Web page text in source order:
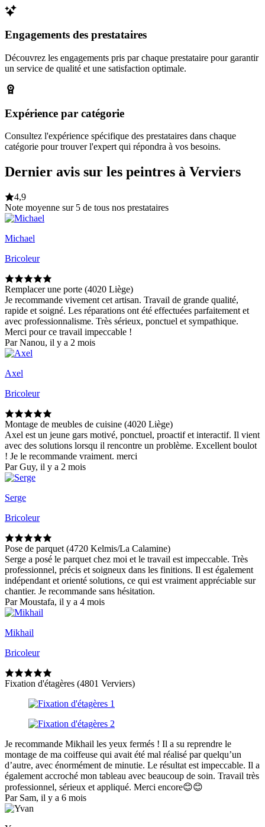
Engagements des prestataires
Découvrez les engagements pris par chaque prestataire pour garantir
un service de qualité et une satisfaction optimale.
Expérience par catégorie
Consultez l'expérience spécifique des prestataires dans chaque
catégorie pour trouver l'expert qui répondra à vos besoins.
Dernier avis sur les peintres à Verviers
4,9
Note moyenne sur 5 de tous nos prestataires
Michael
Bricoleur
Remplacer une porte (4020 Liège)
Je recommande vivement cet artisan. Travail de grande qualité,
rapide et soigné. Les réparations ont été effectuées parfaitement et
avec professionnalisme. Très sérieux, ponctuel et sympathique.
Merci pour ce travail impeccable !
Par Nanou, il y a 2 mois
Axel
Bricoleur
Montage de meubles de cuisine (4020 Liège)
Axel est un jeune gars motivé, ponctuel, proactif et interactif. Il vient
avec des solutions lorsqu il rencontre un problème. Excellent boulot
! Je le recommande vraiment. merci
Par Guy, il y a 2 mois
Serge
Bricoleur
Pose de parquet (4720 Kelmis/La Calamine)
Serge a posé le parquet chez moi et le travail est impeccable. Très
professionnel, précis et soigneux dans les finitions. Il est également
indépendant et orienté solutions, ce qui est vraiment appréciable sur
chantier. Je recommande sans hésitation.
Par Moustafa, il y a 4 mois
Mikhail
Bricoleur
Fixation d'étagères (4801 Verviers)
Je recommande Mikhail les yeux fermés ! Il a su reprendre le
montage de ma coiffeuse qui avait été mal réalisé par quelqu’un
d’autre, avec énormément de minutie. Le résultat est impeccable. Il a
également accroché mon tableau avec beaucoup de soin. Travail très
professionnel, sérieux et appliqué. Merci encore😊😊
Par Sam, il y a 6 mois